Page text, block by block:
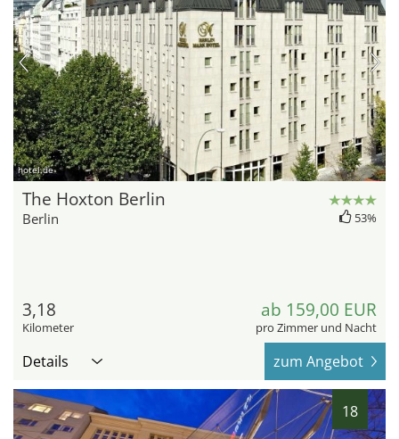
hotel.de
The Hoxton Berlin
Berlin 53%
3,18
Kilometer
ab 159,00 EUR
pro Zimmer und Nacht
Details zum Angebot
18